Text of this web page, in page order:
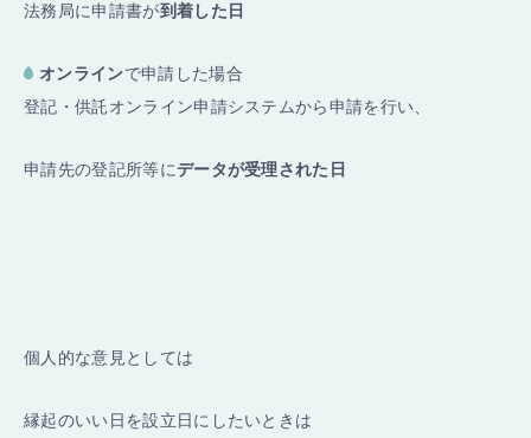
法務局に申請書が到着した日
オンラインで申請した場合
登記・供託オンライン申請システムから申請を行い、
申請先の登記所等にデータが受理された日
個人的な意見としては
縁起のいい日を設立日にしたいときは